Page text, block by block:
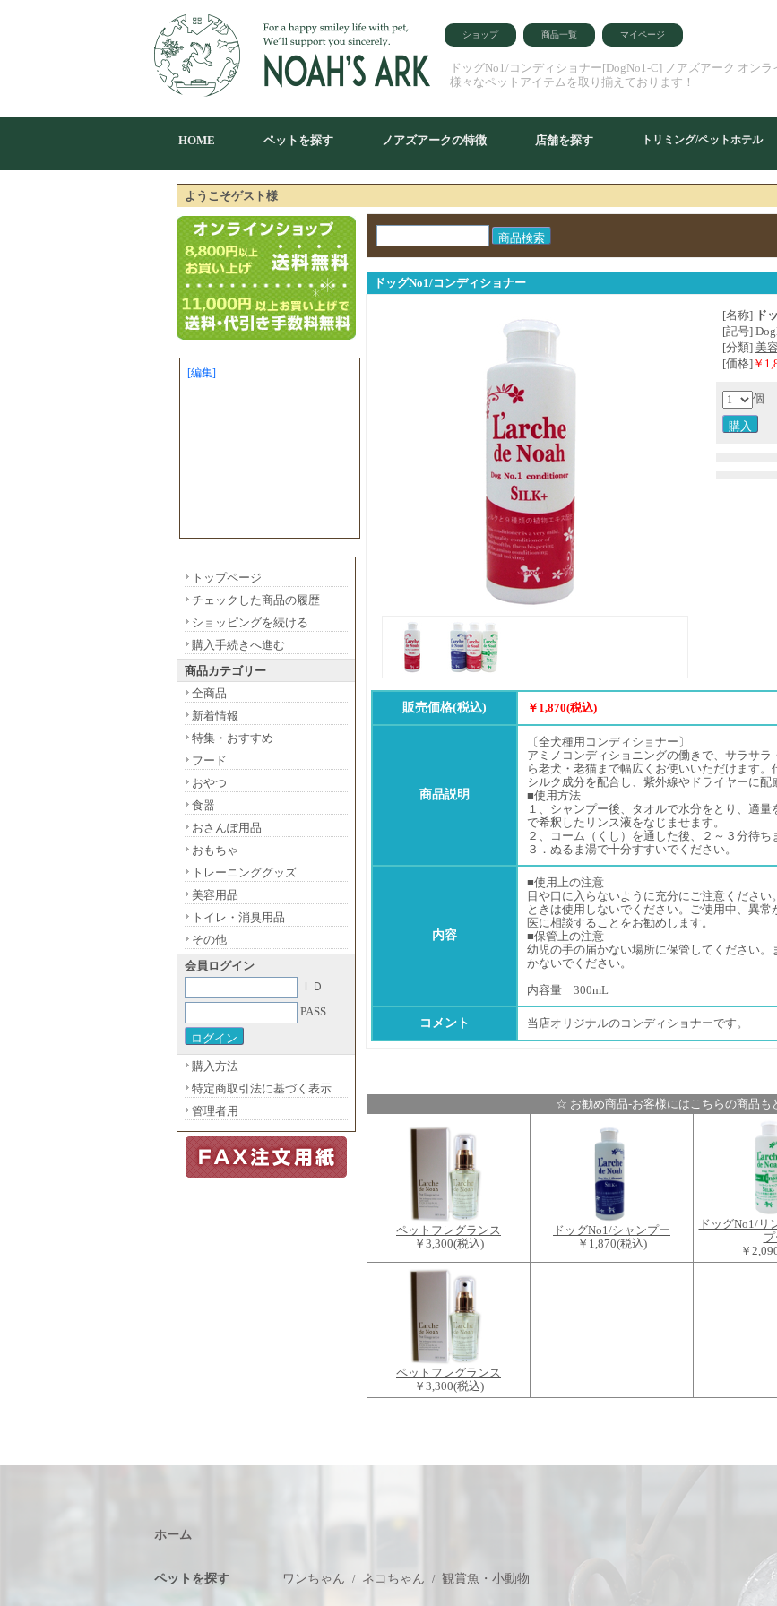
ショップ 商品一覧 マイページ
ドッグNo1/コンディショナー[DogNo1-C] ノアズアーク オンラ
様々なペットアイテムを取り揃えております！
HOME ペットを探す ノアズアークの特徴 店舗を探す トリミング/ペットホテル
ようこそゲスト様
ドッグNo1/コンディショナー
[名称] ド
[記号]
[分類] 美
[価格] ￥
個
販売価格(税込) ￥1,870(税込)
商品説明
〔全犬種用コンディショナー〕
アミノコンディショニングの働きで、サラサ
ら老犬・老猫まで幅広くお使いいただけます。
シルク成分を配合し、紫外線やドライヤーに配
■使用方法
１、シャンプー後、タオルで水分をとり、適
で希釈したリンス液をなじませます。
２、コーム（くし）を通した後、２～３分待ち
３．ぬるま湯で十分すすいでください。
内容
■使用上の注意
目や口に入らないように充分にご注意くださ
ときは使用しないでください。ご使用中、異
医に相談することをお勧めします。
■保管上の注意
幼児の手の届かない場所に保管してください
かないでください。
内容量 300mL
コメント 当店オリジナルのコンディショナーです。
☆ お勧め商品-お客様にはこちらの商品
ペットフレグランス
￥3,300(税込)
ドッグNo1/シャンプー
￥1,870(税込)
ドッグNo1/リ
￥
ペットフレグランス
￥3,300(税込)
トップページ
チェックした商品の履歴
ショッピングを続ける
購入手続きへ進む
商品カテゴリー
全商品
新着情報
特集・おすすめ
フード
おやつ
食器
おさんぽ用品
おもちゃ
トレーニンググッズ
美容用品
トイレ・消臭用品
その他
会員ログイン
ＩＤ
PASS
購入方法
特定商取引法に基づく表示
管理者用
ホーム
ペットを探す ワンちゃん ネコちゃん 観賞魚・小動物